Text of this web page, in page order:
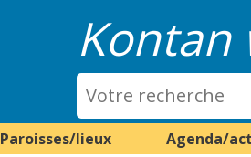
Kontan
Paroisses/lieux Agenda/